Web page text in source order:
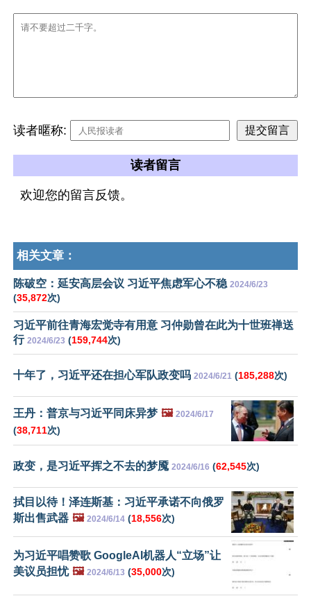
读者暱称:
读者留言
欢迎您的留言反馈。
相关文章：
陈破空：延安高层会议 习近平焦虑军心不稳 2024/6/23
(35,872次)
习近平前往青海宏觉寺有用意 习仲勋曾在此为十世班禅送
行 2024/6/23 (159,744次)
十年了，习近平还在担心军队政变吗 2024/6/21 (185,288次)
王丹：普京与习近平同床异梦 🖼️ 2024/6/17
(38,711次)
政变，是习近平挥之不去的梦魇 2024/6/16 (62,545次)
拭目以待！泽连斯基：习近平承诺不向俄罗
斯出售武器 🖼️ 2024/6/14 (18,556次)
为习近平唱赞歌 GoogleAI机器人“立场”让
美议员担忧 🖼️ 2024/6/13 (35,000次)